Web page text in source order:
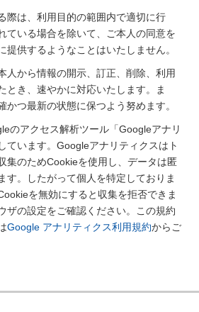
際は、利用目的の範囲内で適切に行
ている場合を除いて、ご本人の同意を
提供するようなことはいたしません。
人から情報の開示、訂正、削除、利用
とき、速やかに対応いたします。ま
かつ最新の状態に保つよう努めます。
のアクセス解析ツール「Googleアナリ
ています。Googleアナリティクスはト
集のためCookieを使用し、データは匿
す。したがって個人を特定しておりま
を無効にすると収集を拒否できま
ザの設定をご確認ください。この規約
Google アナリティクス利用規約からご